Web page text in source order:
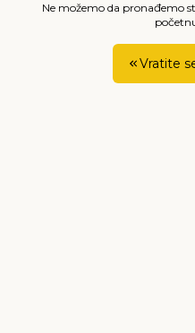
Ne možemo da pronađemo
Vratite